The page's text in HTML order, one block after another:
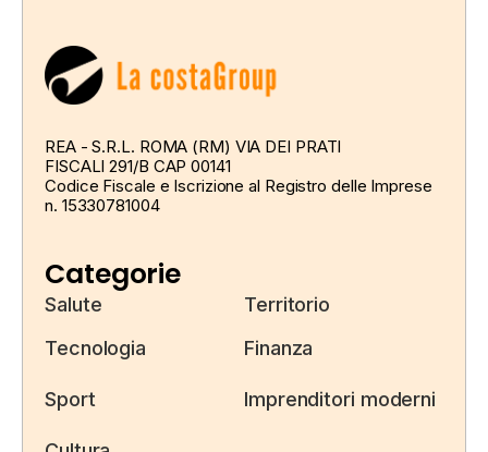
REA - S.R.L. ROMA (RM) VIA DEI PRATI
FISCALI 291/B CAP 00141
Codice Fiscale e Iscrizione al Registro delle Imprese
n. 15330781004
Categorie
Salute
Tecnologia
Sport
Territorio
Finanza
Imprenditori moderni